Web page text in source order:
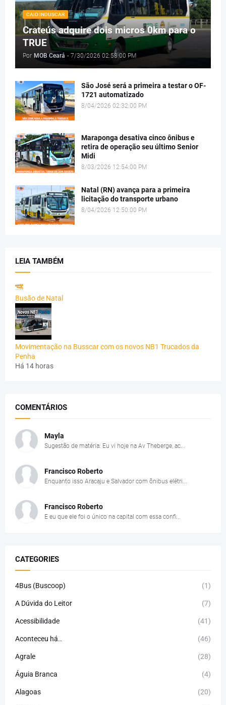
CAIO INDUSCAR
Crateús adquire dois micros 0km para o
TRUE
Por MOB Ceará - 7/30/2026 02:58:00 PM
São José será a primeira a testar o OF-
1721 automatizado
8/04/2026 02:32:00 PM
Maraponga desativa cinco ônibus e
retira de operação seu último Senior
Midi
8/03/2026 12:54:00 PM
Natal (RN) avança para a primeira
licitação do transporte urbano
8/04/2026 12:50:00 PM
LEIA TAMBÉM
Busão de Natal
Movimentação na Busscar com os novos NB1 Trucados da
Penha
Há 14 horas
COMENTÁRIOS
Mayla
Sugestão de matéria: Eu vi hoje na Av Theberge, ac...
Francisco Roberto
Enquanto isso Aracaju e Salvador com ônibus elétri...
Francisco Roberto
E eu que ele foi o único na capital com essa confi...
CATEGORIES
4Bus (Buscoop) (1)
A Dúvida do Leitor (7)
Acessibilidade (41)
Aconteceu há.. (46)
Agrale (28)
Águia Branca (4)
Alagoas (20)